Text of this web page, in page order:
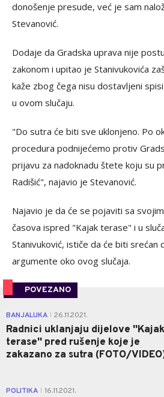
donošenje presude, već je sam
Stevanović.
Dodaje da Gradska uprava nije
zakonom i upitao je Stanivukovića
kaže zbog čega nisu dostavljeni
u ovom slučaju.
"Do sutra će biti sve uklonjeno. Po
procedura podnijećemo protiv
prijavu za nadoknadu štete koju su
Radišić", najavio je Stevanović.
Najavio je da će se pojaviti sa
časova ispred "Kajak terase" i u
Stanivuković, ističe da će biti srećan
argumente oko ovog slučaja.
POVEZANO
BANJALUKA 26.11.2021.
Radnici uklanjaju dijelove ''Kajak
terase'' pred rušenje koje je
zakazano za sutra (FOTO/
POLITIKA 16.11.2021.